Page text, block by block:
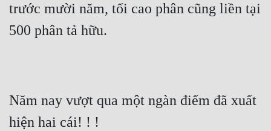
trước mười năm, tối cao phân cũng liền tại
500 phân tả hữu.
Năm nay vượt qua một ngàn điểm đã xuất
hiện hai cái! ! !